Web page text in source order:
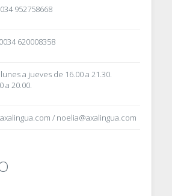
952758668
620008358
a jueves de 16.00 a 21.30.
a 20.00.
/ noelia@axalingua.com